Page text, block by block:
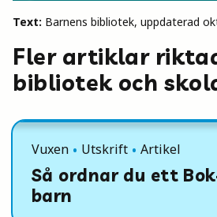
Text: Barnens bibliotek, uppdaterad
Fler artiklar
bibliotek och
Så ordnar du ett
barn
Vuxen Utskrift Artikel